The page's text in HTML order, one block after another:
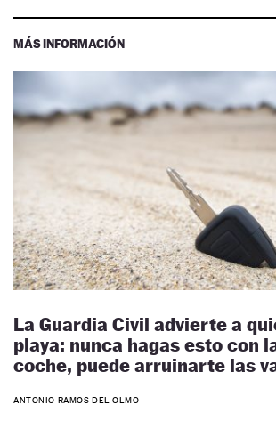
MÁS INFORMACIÓN
La Guardia Civil advierte a
playa: nunca hagas esto con
coche, puede arruinarte las
ANTONIO RAMOS DEL OLMO